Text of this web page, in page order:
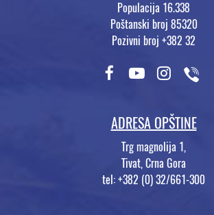
Populacija 16.338
Poštanski broj 85320
Pozivni broj +382 32
ADRESA OPŠTINE
Trg magnolija 1,
Tivat, Crna Gora
tel: +382 (0) 32/661-300